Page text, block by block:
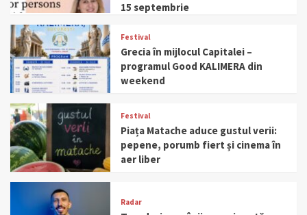
15 septembrie
Festival
Grecia în mijlocul Capitalei –
programul Good KALIMERA din
weekend
Festival
Piața Matache aduce gustul verii:
pepene, porumb fiert și cinema în
aer liber
Radar